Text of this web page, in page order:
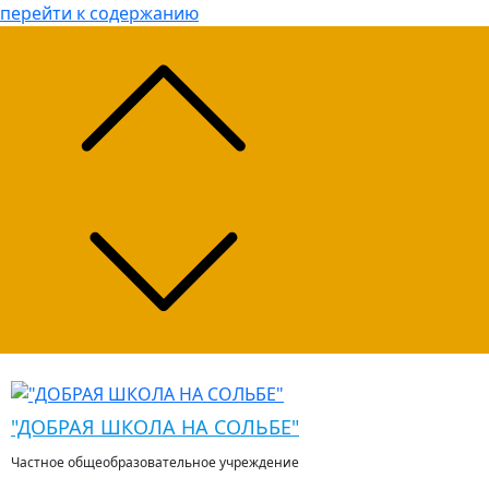
перейти к содержанию
"ДОБРАЯ ШКОЛА НА СОЛЬБЕ"
Частное общеобразовательное учреждение